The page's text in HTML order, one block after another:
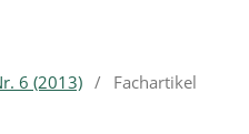
6 (2013) / Fachartikel